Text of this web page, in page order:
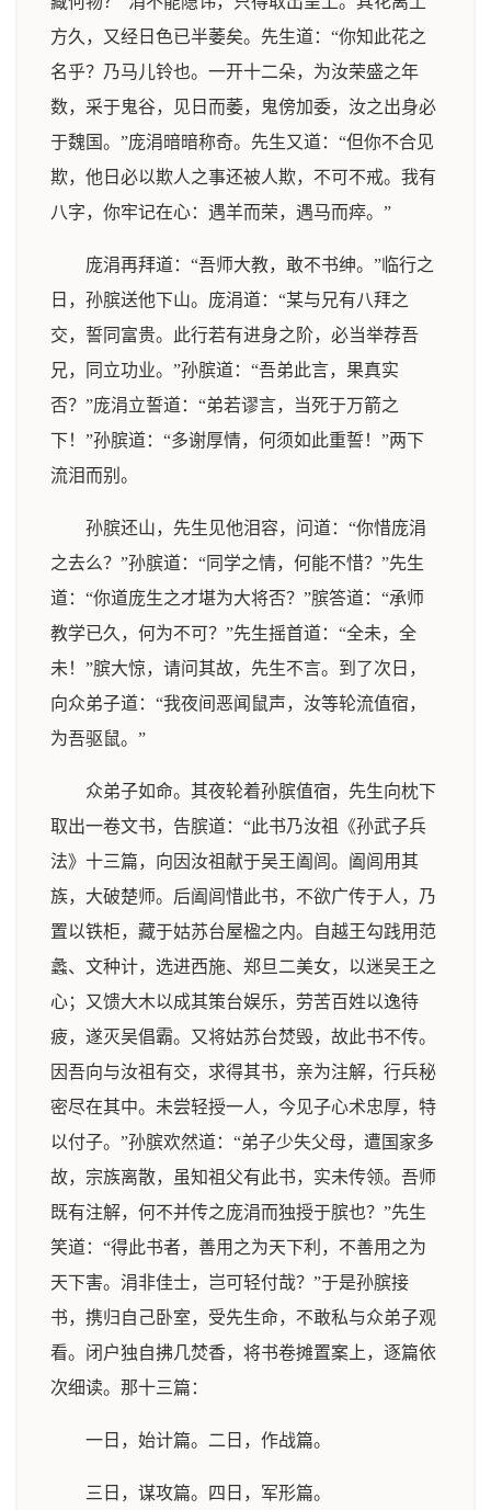
方久，又经日色已半萎矣。先生道：“你知此花之
名乎？乃马儿铃也。一开十二朵，为汝荣盛之年
数，采于鬼谷，见日而萎，鬼傍加委，汝之出身必
于魏国。”庞涓暗暗称奇。先生又道：“但你不合见
欺，他日必以欺人之事还被人欺，不可不戒。我有
八字，你牢记在心：遇羊而荣，遇马而瘁。”
庞涓再拜道：“吾师大教，敢不书绅。”临行之
日，孙膑送他下山。庞涓道：“某与兄有八拜之
交，誓同富贵。此行若有进身之阶，必当举荐吾
兄，同立功业。”孙膑道：“吾弟此言，果真实
否？”庞涓立誓道：“弟若谬言，当死于万箭之
下！”孙膑道：“多谢厚情，何须如此重誓！”两下
流泪而别。
孙膑还山，先生见他泪容，问道：“你惜庞涓
之去么？”孙膑道：“同学之情，何能不惜？”先生
道：“你道庞生之才堪为大将否？”膑答道：“承师
教学已久，何为不可？”先生摇首道：“全未，全
未！”膑大惊，请问其故，先生不言。到了次日，
向众弟子道：“我夜间恶闻鼠声，汝等轮流值宿，
为吾驱鼠。”
众弟子如命。其夜轮着孙膑值宿，先生向枕下
取出一卷文书，告膑道：“此书乃汝祖《孙武子兵
法》十三篇，向因汝祖献于吴王阖闾。阖闾用其
族，大破楚师。后阖闾惜此书，不欲广传于人，乃
置以铁柜，藏于姑苏台屋楹之内。自越王勾践用范
蠡、文种计，选进西施、郑旦二美女，以迷吴王之
心；又馈大木以成其策台娱乐，劳苦百姓以逸待
疲，遂灭吴倡霸。又将姑苏台焚毁，故此书不传。
因吾向与汝祖有交，求得其书，亲为注解，行兵秘
密尽在其中。未尝轻授一人，今见子心术忠厚，特
以付子。”孙膑欢然道：“弟子少失父母，遭国家多
故，宗族离散，虽知祖父有此书，实未传领。吾师
既有注解，何不并传之庞涓而独授于膑也？”先生
笑道：“得此书者，善用之为天下利，不善用之为
天下害。涓非佳士，岂可轻付哉？”于是孙膑接
书，携归自己卧室，受先生命，不敢私与众弟子观
看。闭户独自拂几焚香，将书卷摊置案上，逐篇依
次细读。那十三篇：
一日，始计篇。二日，作战篇。
三日，谋攻篇。四日，军形篇。